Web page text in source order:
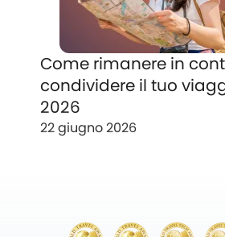
Come rimanere in
condividere il tuo
2026
22 giugno 2026